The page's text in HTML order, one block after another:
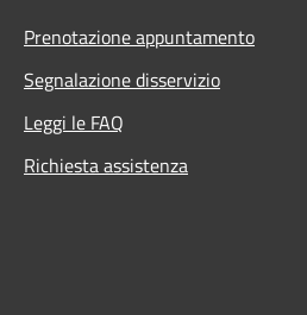
Prenotazione appuntamento
Segnalazione disservizio
Leggi le FAQ
Richiesta assistenza